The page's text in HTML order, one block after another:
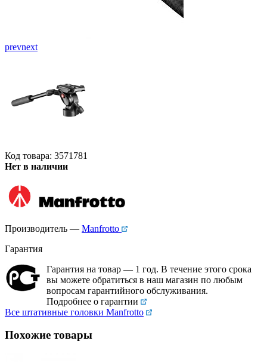
prevnext
Код товара: 3571781
Нет в наличии
Производитель — Manfrotto
Гарантия
Гарантия на товар — 1 год. В течение этого срока
вы можете обратиться в наш магазин по любым
вопросам гарантийного обслуживания.
Подробнее о гарантии
Все штативные головки Manfrotto
Похожие товары